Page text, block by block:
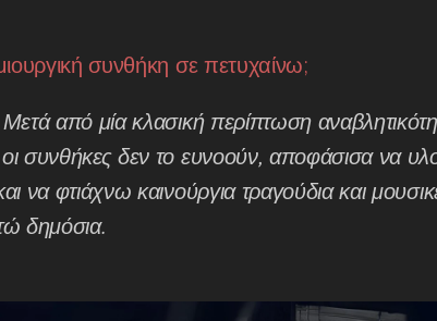
συνθήκη σε πετυχαίνω;
από μία κλασική περίπτωση
συνθήκες δεν το ευνοούν, αποφάσισα να
να φτιάχνω καινούργια τραγούδια και
δημόσια.